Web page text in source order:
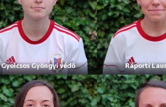
Gyolcsos Gyöngyi védő Ráporti